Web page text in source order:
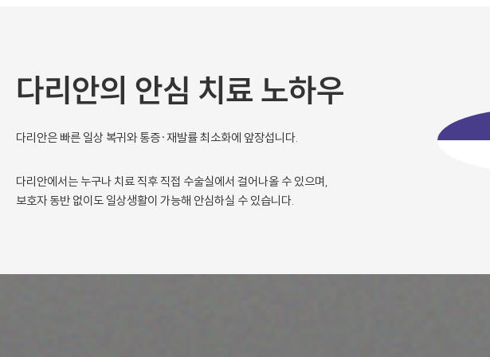
다리안의 안심 치료 노하우
다리안은 빠른 일상 복귀와 통증·재발률 최소화에 앞장섭니다.
다리안에서는 누구나 치료 직후 직접 수술실에서 걸어나올 수 있으며,
보호자 동반 없이도 일상생활이 가능해 안심하실 수 있습니다.